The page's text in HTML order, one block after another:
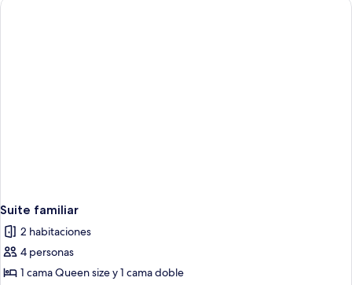
camas
Suite familiar
2 habitaciones
4 personas
1 cama Queen size y 1 cama doble